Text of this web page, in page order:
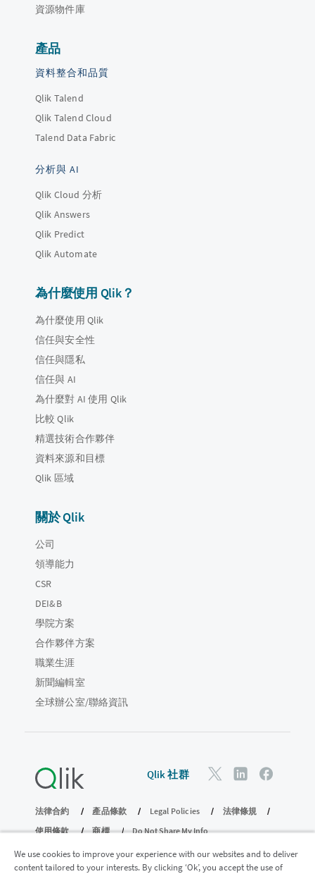
資源物件庫
產品
資料整合和品質
Qlik Talend
Qlik Talend Cloud
Talend Data Fabric
分析與 AI
Qlik Cloud 分析
Qlik Answers
Qlik Predict
Qlik Automate
為什麼使用 Qlik？
為什麼使用 Qlik
信任與安全性
信任與隱私
信任與 AI
為什麼對 AI 使用 Qlik
比較 Qlik
精選技術合作夥伴
資料來源和目標
Qlik 區域
關於 Qlik
公司
領導能力
CSR
DEI&B
學院方案
合作夥伴方案
職業生涯
新聞編輯室
全球辦公室/聯絡資訊
Qlik 社群
法律合約 產品條款 Legal Policies
法律條規
使用條款
商標
Do Not Share My Info
© 1993-2026 QlikTech International AB。保留所有權利。
We use cookies to improve your experience with our websites and to deliver
content tailored to your interests. By clicking ‘Ok’, you accept the use of